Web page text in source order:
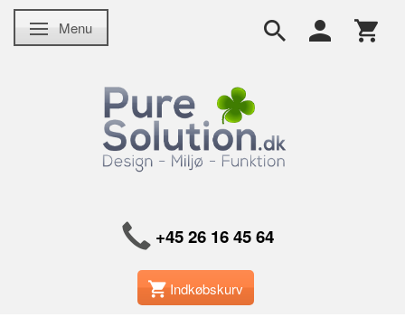
Skifte navigation
Menu
+45 26 16 45 64
Indkøbskurv